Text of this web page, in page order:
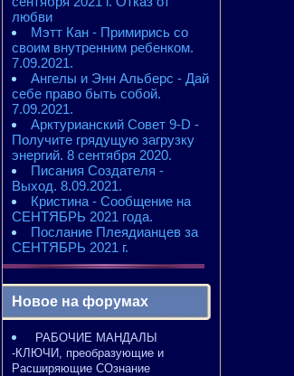
любви
Мэтт Кан - Примирись со
своим внутренним ребенком.
7.09.2021.
Ангелы и Энн Альберс - Дай
себе право быть собой.
7.09.2021.
Арктурианский Совет 9-D -
Получите грядущую загрузку
энергий. 8 сентября 2020.
Писания Создателя -
Выход. 8.09.2021.
Кристина - Сообщение на
СЕНТЯБРЬ 2021 года.
Послание Плеядианцев за
СЕНТЯБРЬ 2021 г.
Новое на форумах
РАБОЧИЕ МАНДАЛЫ
-КЛЮЧИ, преобразующие и
Расширяющие СОзнание